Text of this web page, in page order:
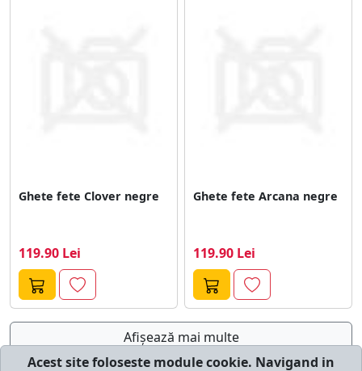
Ghete fete Clover negre
119.90 Lei
Ghete fete Arcana negre
119.90 Lei
Afişează mai multe
Acest site foloseste module cookie. Navigand in